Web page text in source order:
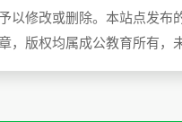
以修改或删除。本站点发布
，版权均属成公教育所有，